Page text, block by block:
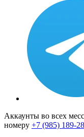
Аккаунты во всех
номеру +7 (985) 189-